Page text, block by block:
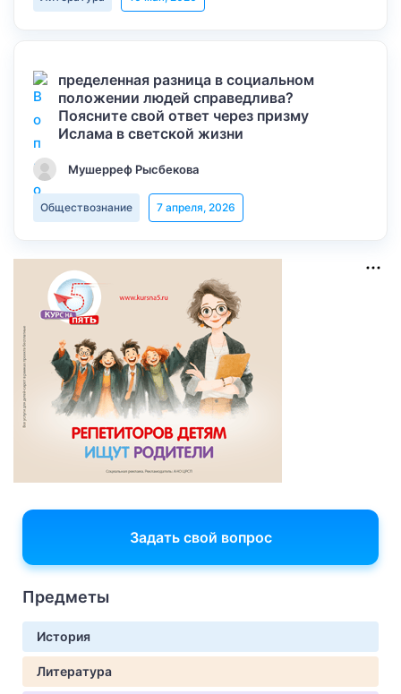
пределенная разница в социальном
положении людей справедлива?
Поясните свой ответ через призму
Ислама в светской жизни
Мушерреф Рысбекова
Обществознание 7 апреля, 2026
Задать свой вопрос
Предметы
История
Литература